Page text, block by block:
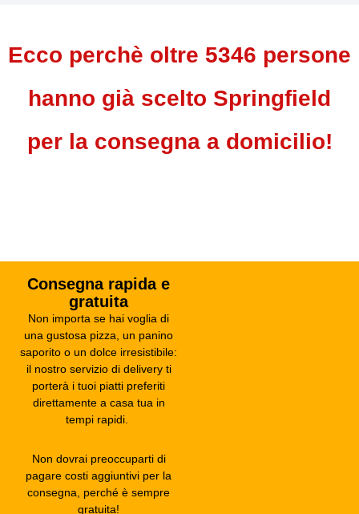
Ecco perchè oltre 5346 persone
hanno già scelto Springfield
per la consegna a domicilio!
Consegna rapida e
gratuita
Non importa se hai voglia di
una gustosa pizza, un panino
saporito o un dolce irresistibile:
il nostro servizio di delivery ti
porterà i tuoi piatti preferiti
direttamente a casa tua in
tempi rapidi.
Non dovrai preoccuparti di
pagare costi aggiuntivi per la
consegna, perché è sempre
gratuita!